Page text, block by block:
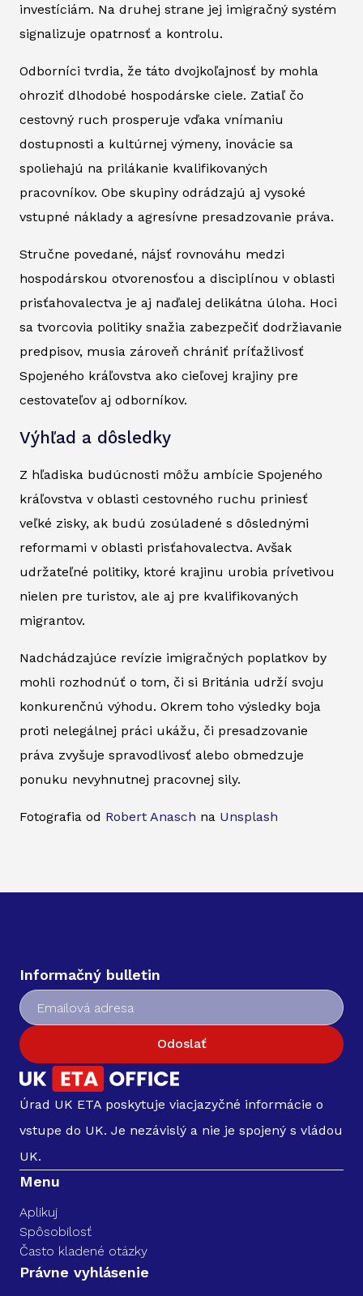
investíciám. Na druhej strane jej imigračný systém
signalizuje opatrnosť a kontrolu.
Odborníci tvrdia, že táto dvojkoľajnosť by mohla
ohroziť dlhodobé hospodárske ciele. Zatiaľ čo
cestovný ruch prosperuje vďaka vnímaniu
dostupnosti a kultúrnej výmeny, inovácie sa
spoliehajú na prilákanie kvalifikovaných
pracovníkov. Obe skupiny odrádzajú aj vysoké
vstupné náklady a agresívne presadzovanie práva.
Stručne povedané, nájsť rovnováhu medzi
hospodárskou otvorenosťou a disciplínou v oblasti
prisťahovalectva je aj naďalej delikátna úloha. Hoci
sa tvorcovia politiky snažia zabezpečiť dodržiavanie
predpisov, musia zároveň chrániť príťažlivosť
Spojeného kráľovstva ako cieľovej krajiny pre
cestovateľov aj odborníkov.
Výhľad a dôsledky
Z hľadiska budúcnosti môžu ambície Spojeného
kráľovstva v oblasti cestovného ruchu priniesť
veľké zisky, ak budú zosúladené s dôslednými
reformami v oblasti prisťahovalectva. Avšak
udržateľné politiky, ktoré krajinu urobia prívetivou
nielen pre turistov, ale aj pre kvalifikovaných
migrantov.
Nadchádzajúce revízie imigračných poplatkov by
mohli rozhodnúť o tom, či si Británia udrží svoju
konkurenčnú výhodu. Okrem toho výsledky boja
proti nelegálnej práci ukážu, či presadzovanie
práva zvyšuje spravodlivosť alebo obmedzuje
ponuku nevyhnutnej pracovnej sily.
Fotografia od Robert Anasch na Unsplash
Informačný bulletin
Odoslať
Úrad UK ETA poskytuje viacjazyčné informácie o
vstupe do UK. Je nezávislý a nie je spojený s vládou
UK.
Menu
Aplikuj
Spôsobilosť
Často kladené otázky
Právne vyhlásenie